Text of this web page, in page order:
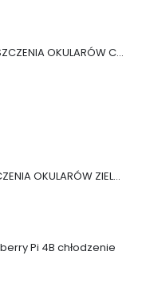
6x ŚCIERECZKI DO CZYSZCZENIA OKULARÓW CZARNE
ŚCIERECZKI DO CZYSZCZENIA OKULARÓW ZIELONE
Pi 4B chłodzenie